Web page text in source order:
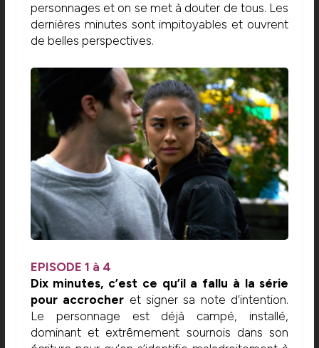
personnages et on se met à douter de tous. Les
dernières minutes sont impitoyables et ouvrent
de belles perspectives.
EPISODE 1 à 4
Dix minutes, c’est ce qu’il a fallu à la série
pour accrocher et signer sa note d’intention.
Le personnage est déjà campé, installé,
dominant et extrêmement sournois dans son